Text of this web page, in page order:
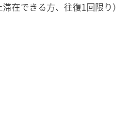
在できる方、往復1回限り）